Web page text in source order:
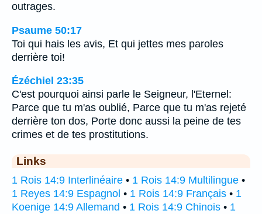
outrages.
Psaume 50:17
Toi qui hais les avis, Et qui jettes mes paroles
derrière toi!
Ézéchiel 23:35
C'est pourquoi ainsi parle le Seigneur, l'Eternel:
Parce que tu m'as oublié, Parce que tu m'as rejeté
derrière ton dos, Porte donc aussi la peine de tes
crimes et de tes prostitutions.
Links
1 Rois 14:9 Interlinéaire • 1 Rois 14:9 Multilingue •
1 Reyes 14:9 Espagnol • 1 Rois 14:9 Français • 1
Koenige 14:9 Allemand • 1 Rois 14:9 Chinois • 1